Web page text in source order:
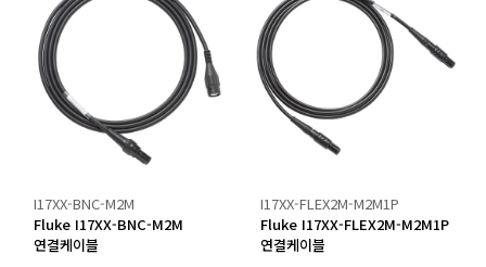
I17XX-BNC-M2M
Fluke I17XX-BNC-M2M
연결케이블
I17XX-FLEX2M-M2M1P
Fluke I17XX-FLEX2M-M2M1P
연결케이블